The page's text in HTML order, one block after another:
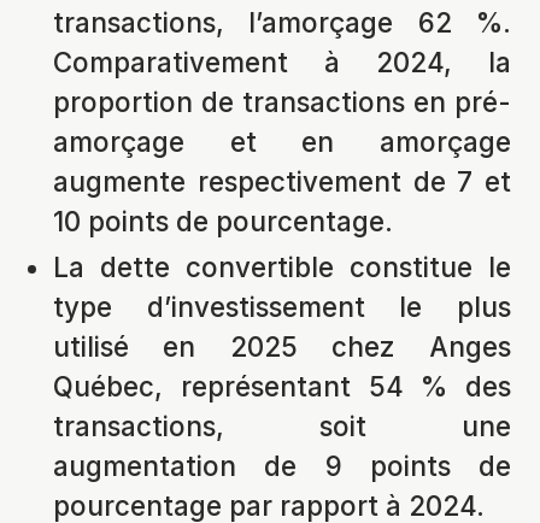
transactions, l’amorçage 62 %.
Comparativement à 2024, la
proportion de transactions en pré-
amorçage et en amorçage
augmente respectivement de 7 et
10 points de pourcentage.
La dette convertible constitue le
type d’investissement le plus
utilisé en 2025 chez Anges
Québec, représentant 54 % des
transactions, soit une
augmentation de 9 points de
pourcentage par rapport à 2024.